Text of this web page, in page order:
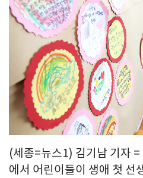
(세종=뉴스1) 김기남 기자
에서 어린이들이 생애 첫 선